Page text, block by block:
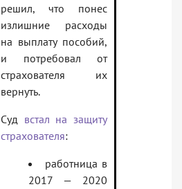
решил, что понес
излишние расходы
на выплату пособий,
и потребовал от
страхователя их
вернуть.
Суд встал на защиту
страхователя:
работница в
2017 — 2020